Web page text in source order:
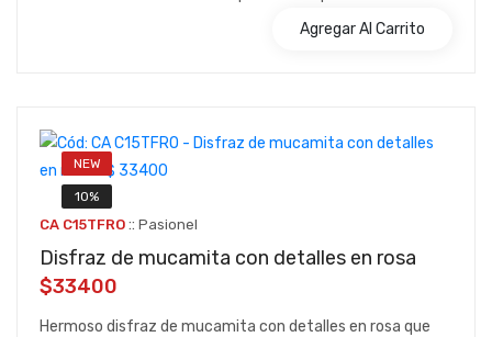
Agregar Al Carrito
NEW
10%
CA C15TFRO :: Pasionel
Disfraz de mucamita con detalles en rosa
$33400
Hermoso disfraz de mucamita con detalles en rosa que